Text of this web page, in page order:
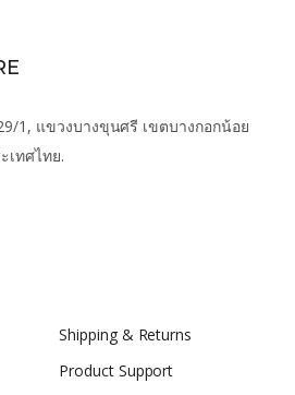
1, แขวงบางขุนศรี เขตบางกอกน้อย
เทศไทย.
Shipping & Returns
Product Support